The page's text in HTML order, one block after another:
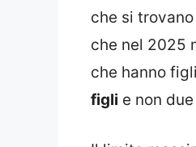
che si
che nel 2025
che hanno
figli e non